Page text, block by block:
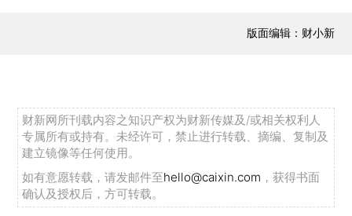
版面编辑：财小新
财新网所刊载内容之知识产权为财新传媒及/或相关权利人
专属所有或持有。未经许可，禁止进行转载、摘编、复制及
建立镜像等任何使用。
如有意愿转载，请发邮件至hello@caixin.com ，获得书面
确认及授权后，方可转载。